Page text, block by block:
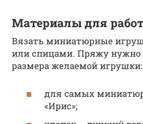
Материалы для
Вязать миниатюрные
или спицами. Пряжу нужно
размера желаемой игрушки:
для самых
«Ирис»;